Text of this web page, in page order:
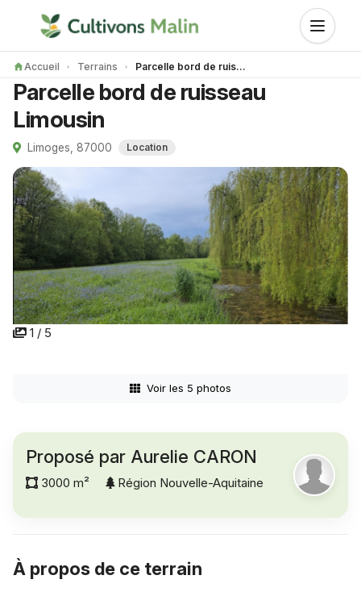
Accueil Terrains Parcelle bord de ruisseau Limousin
Parcelle bord de ruisseau
Limousin
Limoges, 87000 Location
1 / 5
Voir les 5 photos
Proposé par Aurelie CARON
3000 m² Région Nouvelle-Aquitaine
À propos de ce terrain